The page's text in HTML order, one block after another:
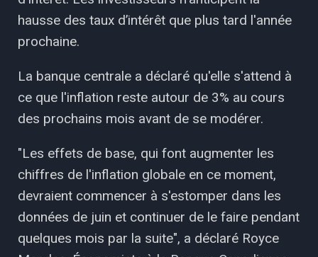
hausse des taux d’intérêt que plus tard l'année
prochaine.
La banque centrale a déclaré qu'elle s'attend à
ce que l'inflation reste autour de 3% au cours
des prochains mois avant de se modérer.
"Les effets de base, qui font augmenter les
chiffres de l'inflation globale en ce moment,
devraient commencer à s'estomper dans les
données de juin et continuer de le faire pendant
quelques mois par la suite", a déclaré Royce